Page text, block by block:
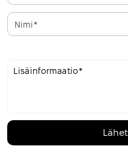
Nimi
Lisäinformaatio